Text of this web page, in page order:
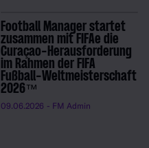
Football Manager startet
zusammen mit FIFAe die
Curaçao-Herausforderung
im Rahmen der FIFA
Fußball-Weltmeisterschaft
2026™
09.06.2026 - FM Admin